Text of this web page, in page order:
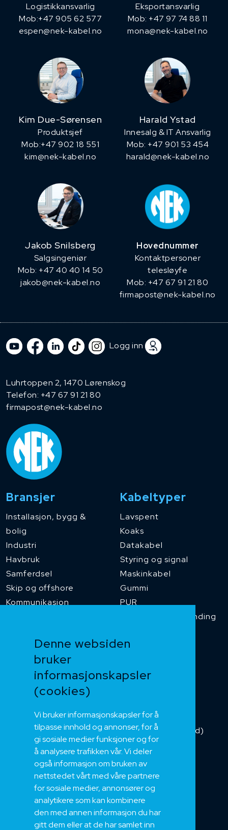
Denne websiden
bruker
informasjonskapsler
(cookies)
Vi bruker informasjonskapsler for å
tilpasse innhold og annonser, for å
gi sosiale medier funksjoner og for
å analysere trafikken vår. Vi deler
også informasjon om bruken av
nettstedet vårt med våre partnere
for sosiale medier, annonsører og
analytikere som kan kombinere
den med annen informasjon du har
gitt dem eller at de har samlet inn
Logistikkansvarlig
Mob:+47 905 62 577
espen@nek-kabel.no
Eksportansvarlig
Mob: +47 97 74 88 11
mona@nek-kabel.no
Kim Due-Sørensen
Produktsjef
​Mob:+47 902 18 551
kim@nek-kabel.no
Harald Ystad
Innesalg & IT Ansvarlig
Mob: +47 901 53 454
harald@nek-kabel.no
Jakob Snilsberg
​Salgsingeniør
Mob: +47 40 40 14 50
jakob@nek-kabel.no
Hovednummer
Kontaktpersoner
telesløyfe
Mob: +47 67 91 21 80
firmapost@nek-kabel.no
Logg inn
Luhrtoppen 2, 1470 Lørenskog
Telefon: +47 67 91 21 80
firmapost@nek-kabel.no
Bransjer
Installasjon, bygg &
bolig
Industri
Havbruk
Samferdsel
Skip og offshore
Kommunikasjon
Kabeltyper
Lavspent
Koaks
Datakabel
Styring og signal
Maskinkabel
Gummi
PUR
Temperaturbestanding
Heis og kran
Kategorikabel
Installasjonskabel
Kombikabel (Hybrid)
DNV sertifisert
Tilbehør
Om oss
Bærekraft og Åpenhet
Jobb hos oss